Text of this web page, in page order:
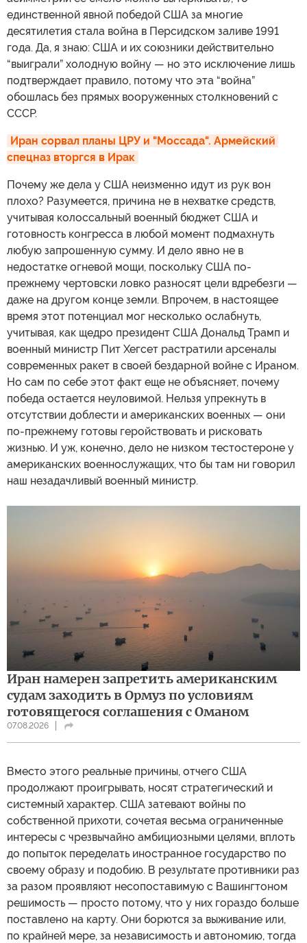
единственной явной победой США за многие
десятилетия стала война в Персидском заливе 1991
года. Да, я знаю: США и их союзники действительно
“выиграли” холодную войну — но это исключение лишь
подтверждает правило, потому что эта “война”
обошлась без прямых вооруженных столкновений с
СССР.
Иран сорвал планы ЦРУ и "Моссада". Армейский
спецназ вторгся в Ирак
Почему же дела у США неизменно идут из рук вон
плохо? Разумеется, причина не в нехватке средств,
учитывая колоссальный военный бюджет США и
готовность конгресса в любой момент подмахнуть
любую запрошенную сумму. И дело явно не в
недостатке огневой мощи, поскольку США по-
прежнему чертовски ловко разносят цели вдребезги —
даже на другом конце земли. Впрочем, в настоящее
время этот потенциал мог несколько ослабнуть,
учитывая, как щедро президент США Дональд Трамп и
военный министр Пит Хегсет растратили арсеналы
современных ракет в своей бездарной войне с Ираном.
Но сам по себе этот факт еще не объясняет, почему
победа остается неуловимой. Нельзя упрекнуть в
отсутствии доблести и американских военных — они
по-прежнему готовы геройствовать и рисковать
жизнью. И уж, конечно, дело не низком тестостероне у
американских военнослужащих, что бы там ни говорил
наш незадачливый военный министр.
Иран намерен запретить американским
судам заходить в Ормуз по условиям
готовящегося соглашения с Оманом
07.08.2026
Вместо этого реальные причины, отчего США
продолжают проигрывать, носят стратегический и
системный характер. США затевают войны по
собственной прихоти, сочетая весьма ограниченные
интересы с чрезвычайно амбициозными целями, вплоть
до попыток переделать иностранное государство по
своему образу и подобию. В результате противники раз
за разом проявляют несопоставимую с Вашингтоном
решимость — просто потому, что у них гораздо больше
поставлено на карту. Они борются за выживание или,
по крайней мере, за независимость и автономию, тогда